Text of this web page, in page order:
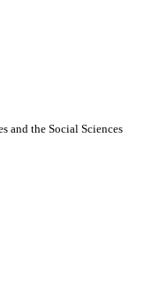
and the Social Sciences